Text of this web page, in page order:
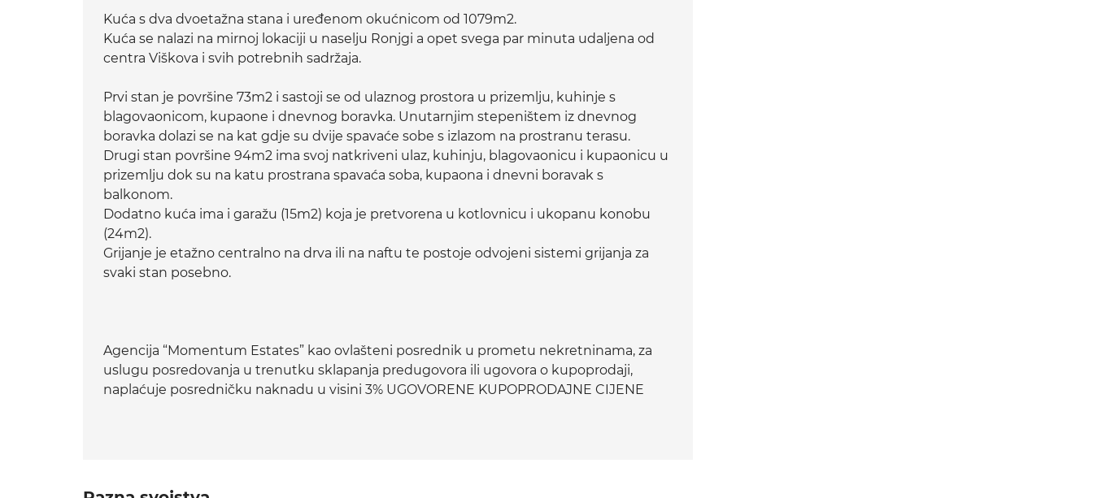
Kuća s dva dvoetažna stana i uređenom okućnicom od 1079m2.
Kuća se nalazi na mirnoj lokaciji u naselju Ronjgi a opet svega par minuta udaljena od
centra Viškova i svih potrebnih sadržaja.
Prvi stan je površine 73m2 i sastoji se od ulaznog prostora u prizemlju, kuhinje s
blagovaonicom, kupaone i dnevnog boravka. Unutarnjim stepeništem iz dnevnog
boravka dolazi se na kat gdje su dvije spavaće sobe s izlazom na prostranu terasu.
Drugi stan površine 94m2 ima svoj natkriveni ulaz, kuhinju, blagovaonicu i kupaonicu u
prizemlju dok su na katu prostrana spavaća soba, kupaona i dnevni boravak s
balkonom.
Dodatno kuća ima i garažu (15m2) koja je pretvorena u kotlovnicu i ukopanu konobu
(24m2).
Grijanje je etažno centralno na drva ili na naftu te postoje odvojeni sistemi grijanja za
svaki stan posebno.
Agencija “Momentum Estates” kao ovlašteni posrednik u prometu nekretninama, za
uslugu posredovanja u trenutku sklapanja predugovora ili ugovora o kupoprodaji,
naplaćuje posredničku naknadu u visini 3% UGOVORENE KUPOPRODAJNE CIJENE